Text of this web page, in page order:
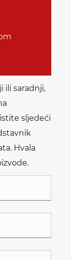
ili saradnji,
sljedeći
Hvala